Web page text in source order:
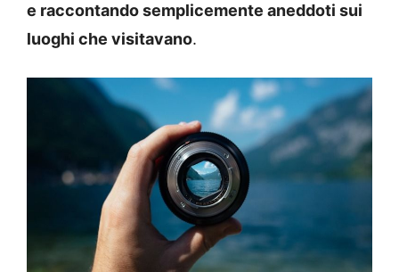
e raccontando semplicemente aneddoti sui
luoghi che visitavano.